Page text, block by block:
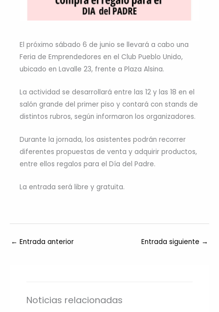
El próximo sábado 6 de junio se llevará a cabo una
Feria de Emprendedores en el Club Pueblo Unido,
ubicado en Lavalle 23, frente a Plaza Alsina.
La actividad se desarrollará entre las 12 y las 18 en el
salón grande del primer piso y contará con stands de
distintos rubros, según informaron los organizadores.
Durante la jornada, los asistentes podrán recorrer
diferentes propuestas de venta y adquirir productos,
entre ellos regalos para el Día del Padre.
La entrada será libre y gratuita.
← Entrada anterior Entrada siguiente →
Noticias relacionadas